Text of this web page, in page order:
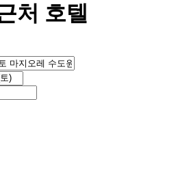
처 호텔